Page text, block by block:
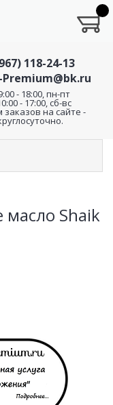
118-24-13
Premium@bk.ru
- 18:00, пн-пт
- 17:00, сб-вс
заказов на сайте -
Shaik